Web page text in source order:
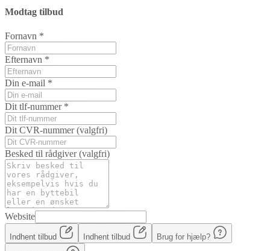
Modtag tilbud
Fornavn *
Efternavn *
Din e-mail *
Dit tlf-nummer *
Dit CVR-nummer(valgfri)
Besked til rådgiver(valgfri)
Website
Indhent tilbud Indhent tilbud Brug for hjælp?